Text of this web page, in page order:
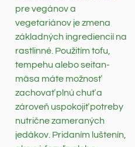
pre vegánov a
vegetariánov je zmena
základných ingrediencií na
rastlinné. Použitím tofu,
tempehu alebo seitan-
mäsa máte možnosť
zachovať plnú chuť a
zároveň uspokojiť potreby
nutrične zameraných
jedákov. Pridaním luštenín,